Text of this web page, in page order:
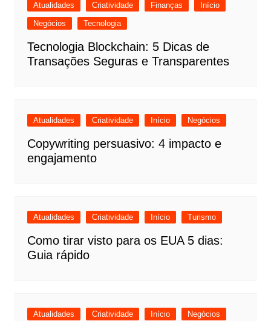
Atualidades Criatividade Finanças
Início
Negócios
Tecnologia
Tecnologia Blockchain: 5 Dicas de
Transações Seguras e Transparentes
Atualidades Criatividade Início Negócios
Copywriting persuasivo: 4 impacto e
engajamento
Atualidades Criatividade Início Turismo
Como tirar visto para os EUA 5 dias:
Guia rápido
Atualidades Criatividade Início Negócios